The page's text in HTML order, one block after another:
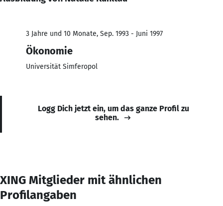
3 Jahre und 10 Monate, Sep. 1993 - Juni 1997
Ökonomie
Universität Simferopol
Logg Dich jetzt ein, um das ganze Profil zu
sehen.
XING Mitglieder mit ähnlichen
Profilangaben